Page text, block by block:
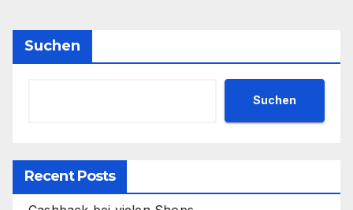
Suchen
Suchen
Recent Posts